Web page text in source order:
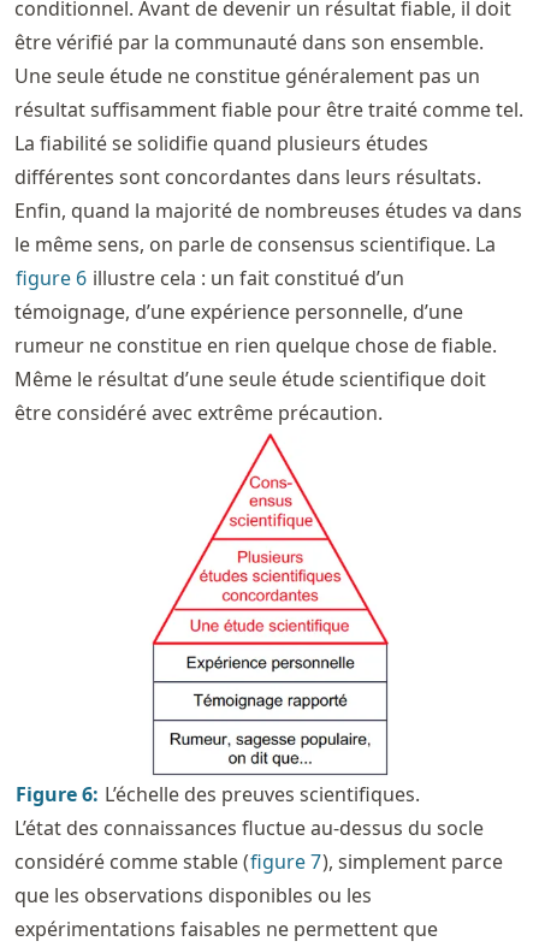
conditionnel. Avant de devenir un résultat fiable, il doit
être vérifié par la communauté dans son ensemble.
Une seule étude ne constitue généralement pas un
résultat suffisamment fiable pour être traité comme tel.
La fiabilité se solidifie quand plusieurs études
différentes sont concordantes dans leurs résultats.
Enfin, quand la majorité de nombreuses études va dans
le même sens, on parle de consensus scientifique. La
figure 6 illustre cela : un fait constitué d’un
témoignage, d’une expérience personnelle, d’une
rumeur ne constitue en rien quelque chose de fiable.
Même le résultat d’une seule étude scientifique doit
être considéré avec extrême précaution.
Figure6: L’échelle des preuves scientifiques.
L’état des connaissances fluctue au-dessus du socle
considéré comme stable (figure7), simplement parce
que les observations disponibles ou les
expérimentations faisables ne permettent que